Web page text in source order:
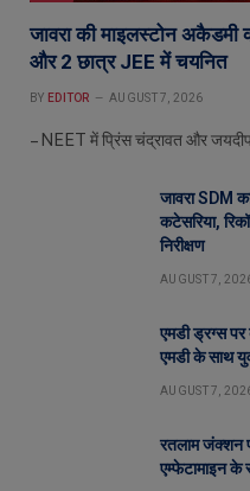
जावरा की माइलस्टोन अकैडमी
और 2 छात्र JEE में चयनित
BY EDITOR AUGUST 7, 2026
– NEET में प्रिंस चंद्रावत और
जावरा SDM
कटेसरिया,
निरीक्षण
AUGUST 7,
एमडी ड्रग्स पर
एमडी के साथ
AUGUST 7,
रतलाम जंक्शन
एम्फेटामाइन के